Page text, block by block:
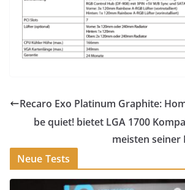
Recaro Exo Platinum Graphite:
be quiet! bietet LGA 1700
meisten seiner
Neue Tests